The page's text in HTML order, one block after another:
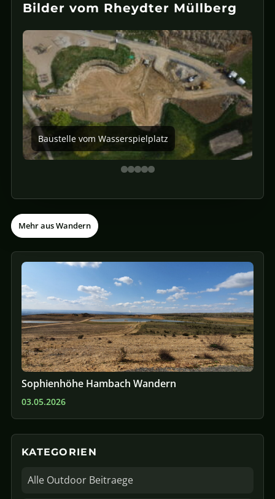
Bilder vom Rheydter Müllberg
Baustelle vom Wasserspielplatz
Mehr aus Wandern
Sophienhöhe Hambach Wandern
03.05.2026
KATEGORIEN
Alle Outdoor Beitraege